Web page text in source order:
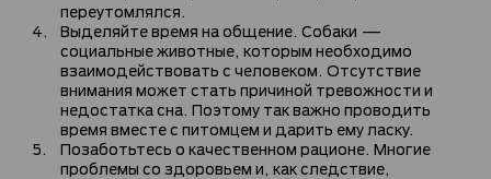
переутомлялся.
Выделяйте время на общение. Собаки —
социальные животные, которым необходимо
взаимодействовать с человеком. Отсутствие
внимания может стать причиной тревожности и
недостатка сна. Поэтому так важно проводить
время вместе с питомцем и дарить ему ласку.
Позаботьтесь о качественном рационе. Многие
проблемы со здоровьем и, как следствие,